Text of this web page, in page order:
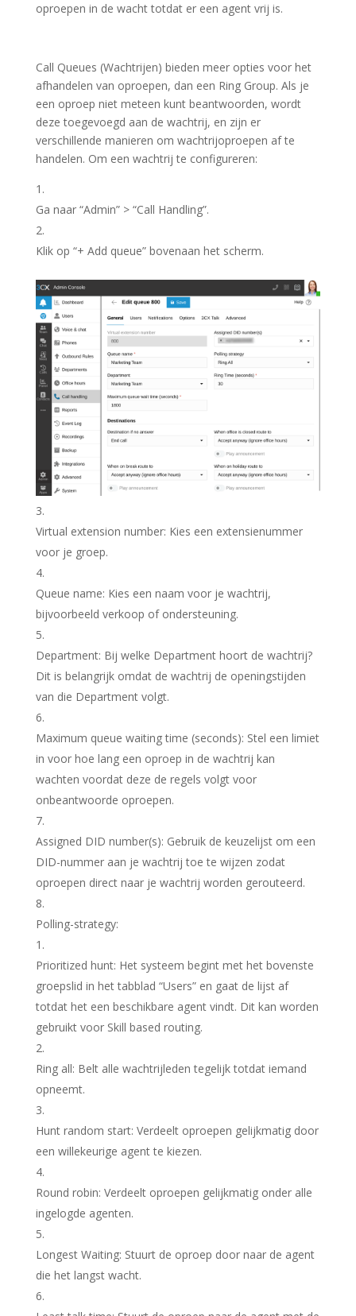
oproepen in de wacht totdat er een agent vrij is.
Call Queues (Wachtrijen) bieden meer opties voor het
afhandelen van oproepen, dan een Ring Group. Als je
een oproep niet meteen kunt beantwoorden, wordt
deze toegevoegd aan de wachtrij, en zijn er
verschillende manieren om wachtrijoproepen af te
handelen. Om een wachtrij te configureren:
Ga naar “Admin” > “Call Handling”.
Klik op “+ Add queue” bovenaan het scherm.
Virtual extension number: Kies een extensienummer
voor je groep.
Queue name: Kies een naam voor je wachtrij,
bijvoorbeeld verkoop of ondersteuning.
Department: Bij welke Department hoort de wachtrij?
Dit is belangrijk omdat de wachtrij de openingstijden
van die Department volgt.
Maximum queue waiting time (seconds): Stel een limiet
in voor hoe lang een oproep in de wachtrij kan
wachten voordat deze de regels volgt voor
onbeantwoorde oproepen.
Assigned DID number(s): Gebruik de keuzelijst om een
DID-nummer aan je wachtrij toe te wijzen zodat
oproepen direct naar je wachtrij worden gerouteerd.
Polling-strategy:
Prioritized hunt: Het systeem begint met het bovenste
groepslid in het tabblad “Users” en gaat de lijst af
totdat het een beschikbare agent vindt. Dit kan worden
gebruikt voor Skill based routing.
Ring all: Belt alle wachtrijleden tegelijk totdat iemand
opneemt.
Hunt random start: Verdeelt oproepen gelijkmatig door
een willekeurige agent te kiezen.
Round robin: Verdeelt oproepen gelijkmatig onder alle
ingelogde agenten.
Longest Waiting: Stuurt de oproep door naar de agent
die het langst wacht.